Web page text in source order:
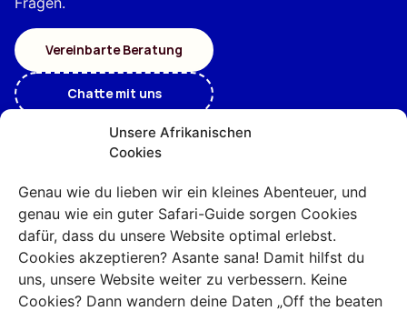
Unsere Afrikanischen
Cookies
Genau wie du lieben wir ein kleines Abenteuer, und
genau wie ein guter Safari-Guide sorgen Cookies
dafür, dass du unsere Website optimal erlebst.
Cookies akzeptieren? Asante sana! Damit hilfst du
uns, unsere Website weiter zu verbessern. Keine
Cookies? Dann wandern deine Daten „Off the beaten
Vereinbarte Beratung
Chatte mit uns